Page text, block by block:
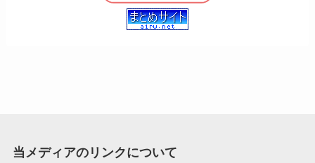
当メディアのリンクについて